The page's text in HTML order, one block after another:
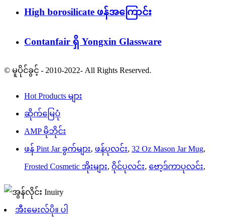
High borosilicate ဖန်အကြောင်း
Contanfair ရှိ Yongxin Glassware
© မူပိုင်ခွင့် - 2010-2022- All Rights Reserved.
Hot Products များ
ဆိုက်မြေပုံ
AMP မိုဘိုင်း
ဖန် Pint Jar ခွက်များ, ဖန်ပုလင်း, 32 Oz Mason Jar Mug,
Frosted Cosmetic အိုးများ, ဝိုင်ပုလင်း, ဗော့ဒ်ကာပုလင်း,
အီးမေးလ်ပို။ ပါ